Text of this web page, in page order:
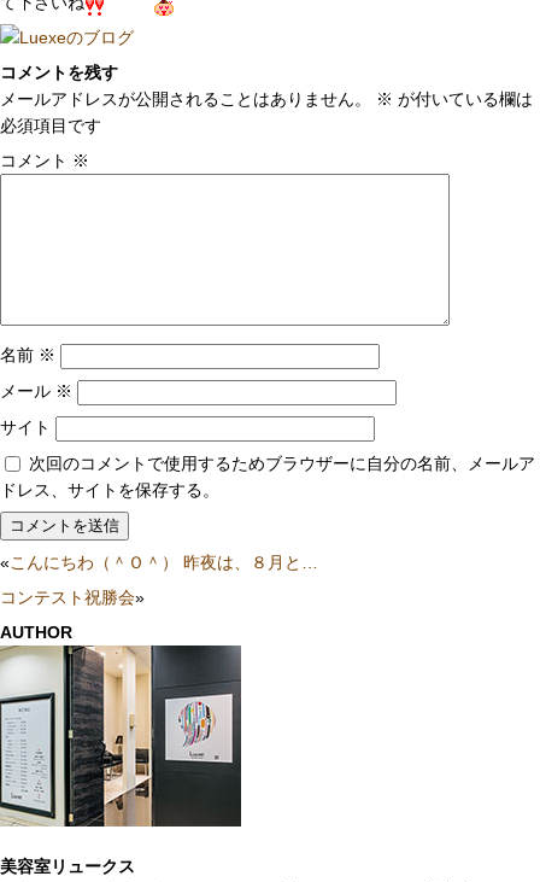
コメントを残す
メールアドレスが公開されることはありません。
※ が付いている欄は
必須項目です
コメント ※
名前 ※
メール ※
サイト
次回のコメントで使用するためブラウザーに自分の名前、メールア
ドレス、サイトを保存する。
«こんにちわ（＾Ｏ＾） 昨夜は、８月と…
コンテスト祝勝会»
AUTHOR
美容室リュークス